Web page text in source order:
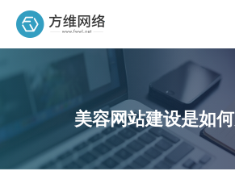
美容网站建设是如